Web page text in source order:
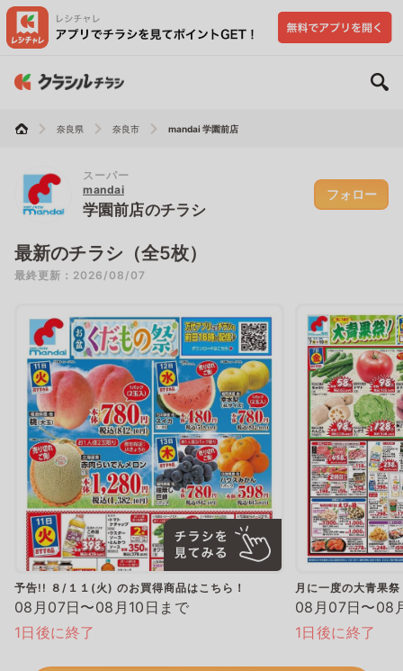
奈良県 奈良市 mandai 学園前店
スーパー
mandai
学園前店のチラシ
フォロー
最新のチラシ（全5枚）
最終更新：2026/08/07
予告!! ８/１１(火) のお買得商品はこちら！
08月07日〜08月10日まで
1日後に終了
月に一度の大青果祭
08月07日〜08
1日後に終了